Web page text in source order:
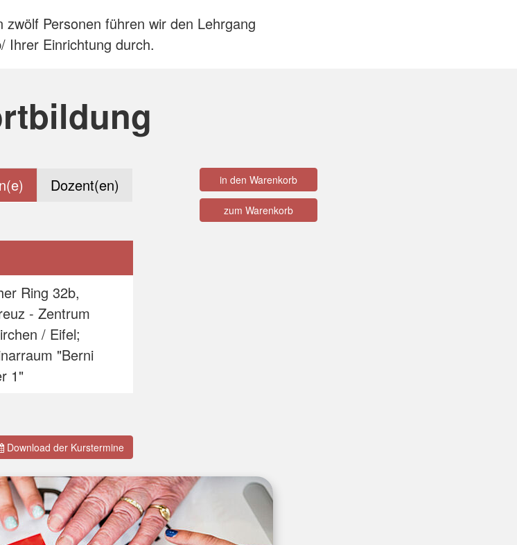
zwölf Personen führen wir den Lehrgang
Ihrer Einrichtung durch.
Dozent(en)
Ring 32b,
- Zentrum
/ Eifel;
"Berni
1"
Download der Kurstermine
in den Warenkorb
zum Warenkorb